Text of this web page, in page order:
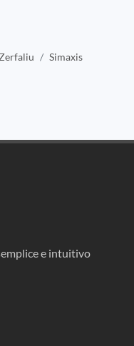
Zerfaliu Simaxis
e intuitivo